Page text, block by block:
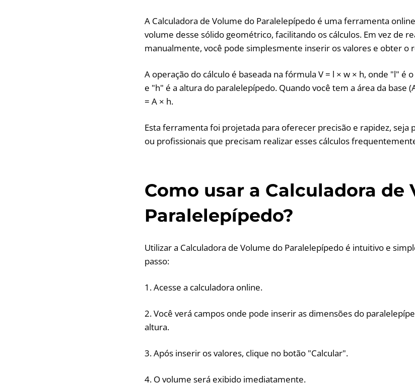
A Calculadora de Volume do Paralelepípedo é uma ferramenta
volume desse sólido geométrico, facilitando os cálculos. Em vez de
manualmente, você pode simplesmente inserir os valores e obter o
A operação do cálculo é baseada na fórmula V = l × w × h, onde "l" é
e "h" é a altura do paralelepípedo. Quando você tem a área da base
= A × h.
Esta ferramenta foi projetada para oferecer precisão e rapidez, seja
ou profissionais que precisam realizar esses cálculos
Como usar a Calculadora de
Paralelepípedo?
Utilizar a Calculadora de Volume do Paralelepípedo é intuitivo e
passo:
1. Acesse a calculadora online.
2. Você verá campos onde pode inserir as dimensões do
altura.
3. Após inserir os valores, clique no botão "Calcular".
4. O volume será exibido imediatamente.